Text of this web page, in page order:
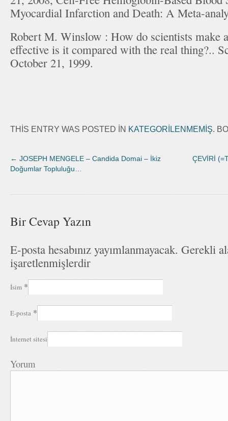
Myocardial Infarction and Death: A Meta-
Robert M. Winslow : How do scientists make
effective is it compared with the real thing?..
October 21, 1999.
THIS ENTRY WAS POSTED IN KATEGORILENMEMIŞ.
← JOSEPH MENGELE – Candida Domai – İkiz
Doğumlar Topluluğu…
ÇEVİRİ
Bir Cevap Yazın
E-posta hesabınız yayımlanmayacak. Gerekli
işaretlenmişlerdir
İsim *
E-posta *
İnternet sitesi
Yorum